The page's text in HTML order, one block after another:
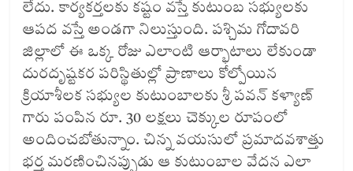
లేదు. కార్యకర్తలకు కష్టం వస్తే కుటుంబ సభ్యులకు
ఆపద వస్తే అండగా నిలుస్తుంది. పశ్చిమ గోదావరి
జిల్లాలో ఈ ఒక్క రోజు ఎలాంటి ఆర్భాటాలు లేకుండా
దురదృష్టకర పరిస్థితుల్లో ప్రాణాలు కోల్పోయిన
క్రియాశీలక సభ్యుల కుటుంబాలకు శ్రీ పవన్ కళ్యాణ్
గారు పంపిన రూ. 30 లక్షలు చెక్కుల రూపంలో
అందించబోతున్నాం. చిన్న వయసులో ప్రమాదవశాత్తు
భర్త మరణించినప్పుడు ఆ కుటుంబాల వేదన ఎలా